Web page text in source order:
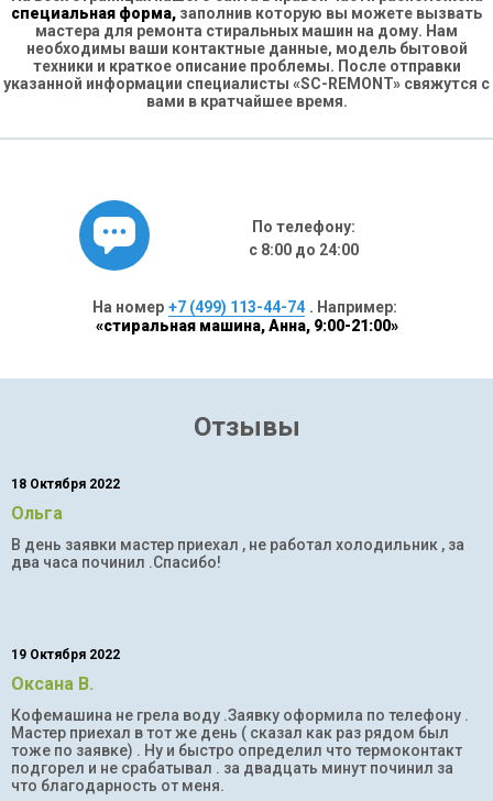
специальная форма, заполнив которую вы можете вызвать
мастера для ремонта стиральных машин на дому. Нам
необходимы ваши контактные данные, модель бытовой
техники и краткое описание проблемы. После отправки
указанной информации специалисты «SC-REMONT» свяжутся с
вами в кратчайшее время.
По телефону:
с 8:00 до 24:00
На номер +7 (499) 113-44-74 . Например:
«стиральная машина, Анна, 9:00-21:00»
Отзывы
18 Октября 2022
Ольга
В день заявки мастер приехал , не работал холодильник , за
два часа починил .Спасибо!
19 Октября 2022
Оксана В.
Кофемашина не грела воду .Заявку оформила по телефону .
Мастер приехал в тот же день ( сказал как раз рядом был
тоже по заявке) . Ну и быстро определил что термоконтакт
подгорел и не срабатывал . за двадцать минут починил за
что благодарность от меня.